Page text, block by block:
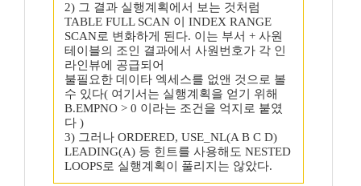
2) 그 결과 실행계획에서 보는 것처럼
TABLE FULL SCAN 이 INDEX RANGE
SCAN로 변화하게 된다. 이는 부서 + 사원
테이블의 조인 결과에서 사원번호가 각 인
라인뷰에 공급되어
불필요한 데이타 엑세스를 없앤 것으로 볼
수 있다( 여기서는 실행계획을 얻기 위해
B.EMPNO > 0 이라는 조건을 억지로 붙였
다 )
3) 그러나 ORDERED, USE_NL(A B C D)
LEADING(A) 등 힌트를 사용해도 NESTED
LOOPS로 실행계획이 풀리지는 않았다.